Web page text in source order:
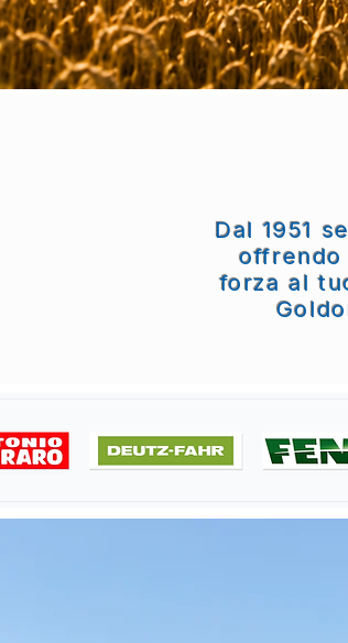
Dal 1951
offrendo
forza al